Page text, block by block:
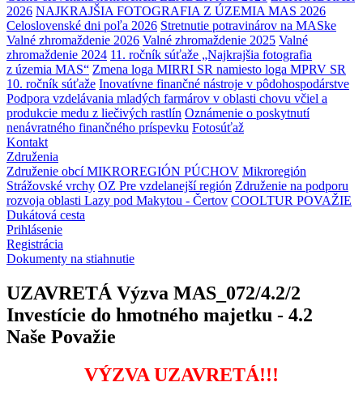
2026 NAJKRAJŠIA FOTOGRAFIA Z ÚZEMIA MAS 2026
Celoslovenské dni poľa 2026 Stretnutie potravinárov na MASke
Valné zhromaždenie 2026 Valné zhromaždenie 2025 Valné
zhromaždenie 2024 11. ročník súťaže „Najkrajšia fotografia
z územia MAS“ Zmena loga MIRRI SR namiesto loga MPRV SR
10. ročník súťaže Inovatívne finančné nástroje v pôdohospodárstve
Podpora vzdelávania mladých farmárov v oblasti chovu včiel a
produkcie medu z liečivých rastlín Oznámenie o poskytnutí
nenávratného finančného príspevku Fotosúťaž
Kontakt
Združenia
Združenie obcí MIKROREGIÓN PÚCHOV Mikroregión
Strážovské vrchy OZ Pre vzdelanejší región Združenie na podporu
rozvoja oblasti Lazy pod Makytou - Čertov COOLTUR POVAŽIE
Dukátová cesta
Prihlásenie
Registrácia
Dokumenty na stiahnutie
UZAVRETÁ Výzva MAS_072/4.2/2
Investície do hmotného majetku - 4.2
Naše Považie
VÝZVA UZAVRETÁ!!!